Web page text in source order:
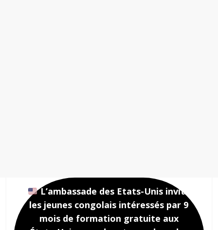
L’ambassade des Etats-Unis invite
les jeunes congolais intéressés par 9
mois de formation gratuite aux